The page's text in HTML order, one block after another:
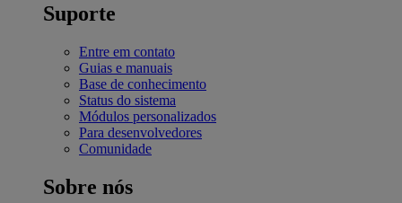
Suporte
Entre em contato
Guias e manuais
Base de conhecimento
Status do sistema
Módulos personalizados
Para desenvolvedores
Comunidade
Sobre nós